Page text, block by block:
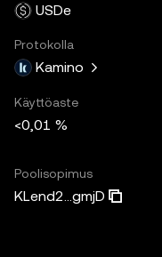
USDe
Protokolla
Kamino
Käyttöaste
<0,01 %
Poolisopimus
KLend2...gmjD